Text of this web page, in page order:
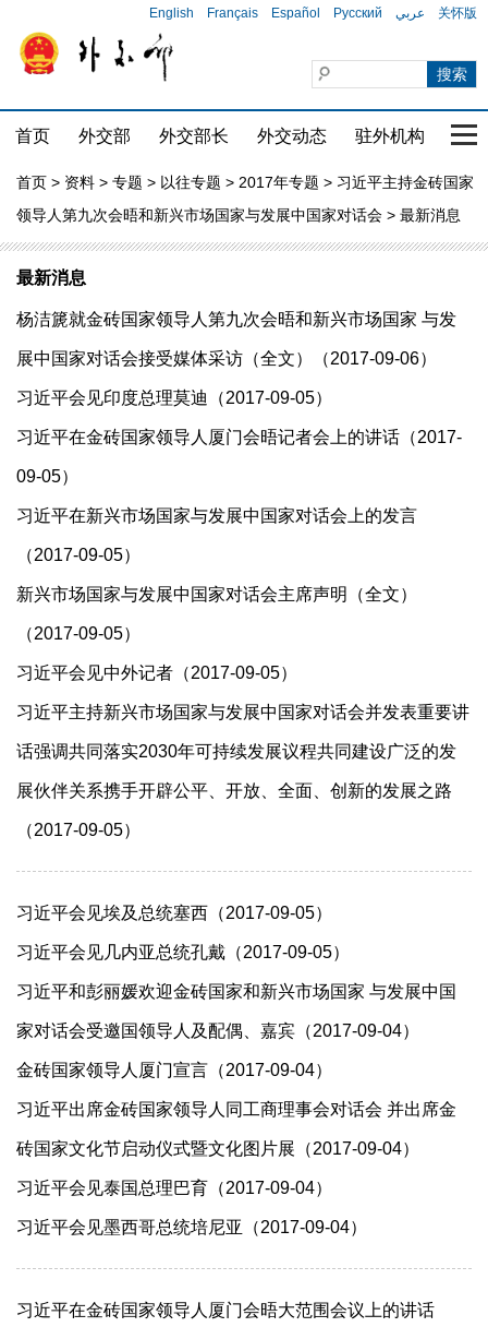
English Français Español Русский عربي 关怀版
首页 外交部 外交部长 外交动态 驻外机构 国
首页 > 资料 > 专题 > 以往专题 > 2017年专题 > 习近平主持金砖国家
领导人第九次会晤和新兴市场国家与发展中国家对话会 > 最新消息
最新消息
杨洁篪就金砖国家领导人第九次会晤和新兴市场国家 与发
展中国家对话会接受媒体采访（全文）（2017-09-06）
习近平会见印度总理莫迪（2017-09-05）
习近平在金砖国家领导人厦门会晤记者会上的讲话（2017-
09-05）
习近平在新兴市场国家与发展中国家对话会上的发言
（2017-09-05）
新兴市场国家与发展中国家对话会主席声明（全文）
（2017-09-05）
习近平会见中外记者（2017-09-05）
习近平主持新兴市场国家与发展中国家对话会并发表重要讲
话强调共同落实2030年可持续发展议程共同建设广泛的发
展伙伴关系携手开辟公平、开放、全面、创新的发展之路
（2017-09-05）
习近平会见埃及总统塞西（2017-09-05）
习近平会见几内亚总统孔戴（2017-09-05）
习近平和彭丽媛欢迎金砖国家和新兴市场国家 与发展中国
家对话会受邀国领导人及配偶、嘉宾（2017-09-04）
金砖国家领导人厦门宣言（2017-09-04）
习近平出席金砖国家领导人同工商理事会对话会 并出席金
砖国家文化节启动仪式暨文化图片展（2017-09-04）
习近平会见泰国总理巴育（2017-09-04）
习近平会见墨西哥总统培尼亚（2017-09-04）
习近平在金砖国家领导人厦门会晤大范围会议上的讲话